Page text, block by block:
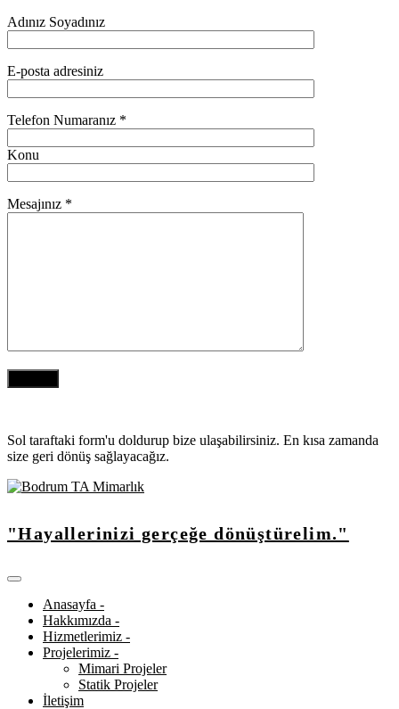
Adınız Soyadınız
E-posta adresiniz
Telefon Numaranız *
Konu
Mesajınız *
Sol taraftaki form'u doldurup bize ulaşabilirsiniz. En kısa zamanda
size geri dönüş sağlayacağız.
"Hayallerinizi gerçeğe dönüştürelim."
Anasayfa -
Hakkımızda -
Hizmetlerimiz -
Projelerimiz -
Mimari Projeler
Statik Projeler
İletişim